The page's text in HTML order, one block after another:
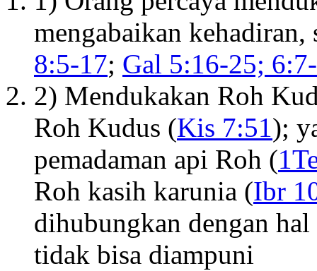
mengabaikan
8:5-17; Gal 5:16-25;
2) Mendukakan Roh
Roh Kudus (Kis 7:51);
pemadaman api Roh (
Roh kasih karunia (Ibr
dihubungkan dengan
tidak bisa diampuni